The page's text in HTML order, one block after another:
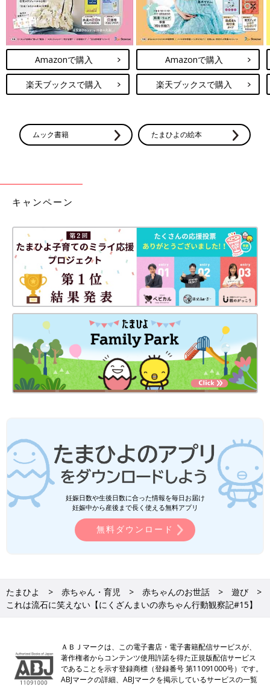
Amazonで購入
楽天ブックスで購入
Amazonで購入
楽天ブックスで購入
ムック書籍 たまひよの絵本
キャンペーン
妊娠日数や生後日数に合った情報を毎日お届け
妊娠中から産後まで長く使える無料アプリ
無料ダウンロード
たまひよ 赤ちゃん・育児 赤ちゃんのお世話
遊び
これは流石に笑えない【にくざんまいの赤ちゃん行動観察記#15】
ＡＢＪマークは、この電子書店・電子書籍配信サービスが、
著作権者からコンテンツ使用許諾を得た正規版配信サービス
であることを示す登録商標（登録番号 第11091000号）です。
ABJマークの詳細、ABJマークを掲示しているサービスの一覧